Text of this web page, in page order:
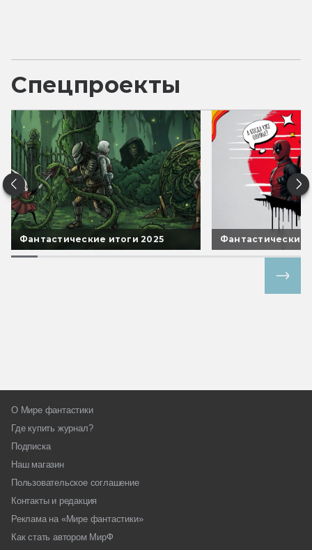
Спецпроекты
Фантастические итоги 2025 Фантастические
О Мире фантастики
Где купить журнал?
Подписка
Наш магазин
Пользовательское соглашение
Контакты и редакция
Реклама на «Мире фантастики»
Как стать автором МирФ